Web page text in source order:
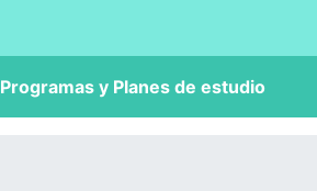
Programas y Planes de estudio